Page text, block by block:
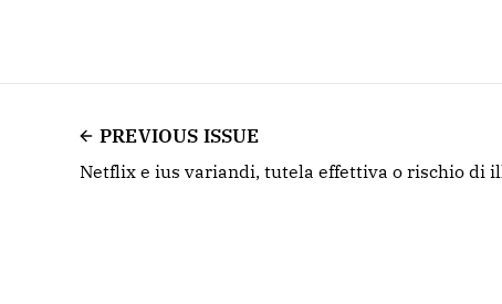
PREVIOUS ISSUE
Netflix e ius variandi, tutela effettiva o rischio di